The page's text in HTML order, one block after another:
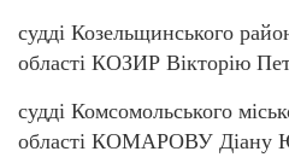
судді Козельщинського
області КОЗИР Вікторію
судді Комсомольського
області КОМАРОВУ Діану